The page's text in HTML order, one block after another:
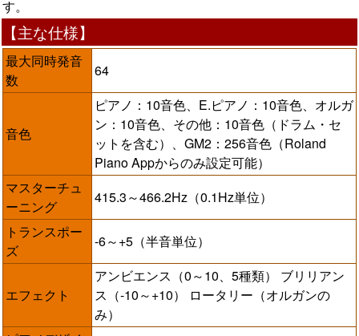
す。
【主な仕様】
最大同時発音
数
64
音色
ピアノ：10音色、E.ピアノ：10音色、オルガ
ン：10音色、その他：10音色（ドラム・セ
ットを含む）、GM2：256音色（Roland
Piano Appからのみ設定可能）
マスターチュ
ーニング
415.3～466.2Hz（0.1Hz単位）
トランスポー
ズ
-6～+5（半音単位）
エフェクト
アンビエンス（0～10、5種類） ブリリアン
ス（-10～+10） ロータリー（オルガンの
み）